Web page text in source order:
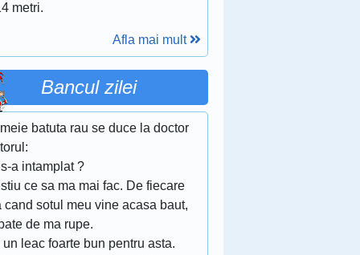
metri.
Afla mai mult
Bancul zilei
batuta rau se duce la doctor
a intamplat ?
ce sa ma mai fac. De fiecare
cand sotul meu vine acasa baut,
de ma rupe.
un leac foarte bun pentru asta.